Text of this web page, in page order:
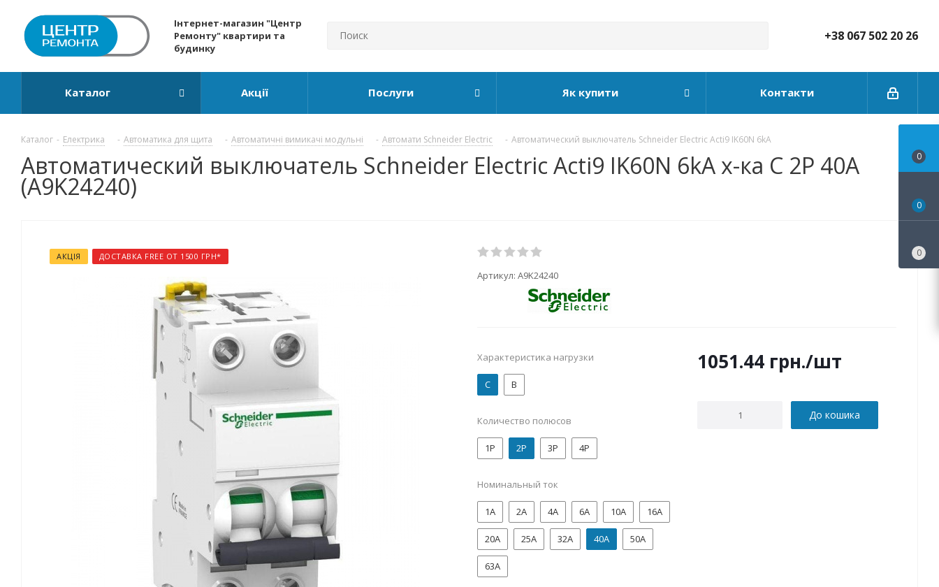
Інтернет-магазин "Центр
Ремонту" квартири та
будинку
+38 067 502 20 26
Каталог Акції Послуги Як купити Контакти
Каталог - Електрика - Автоматика для щита - Автоматичні вимикачі модульні - Автомати Schneider Electric - Автоматический выключатель Schneider Electric Acti9 IK60N 6kA
Автоматический выключатель Schneider Electric Acti9 IK60N 6kA х-ка C 2P 40А
(A9K24240)
АКЦІЯ ДОСТАВКА FREE ОТ 1500 ГРН*
Артикул: A9K24240
Характеристика нагрузки
C B
Количество полюсов
1P 2P 3P 4P
Номинальный ток
1А 2А 4А 6А 10А 16А
20А 25А 32А 40А 50А
63А
1051.44 грн./шт
До кошика
0
0
0